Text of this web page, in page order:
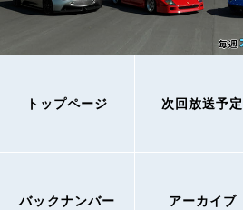
トップページ 次回放送予定
バックナンバー アーカイブ